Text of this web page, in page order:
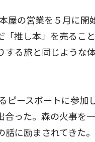
の営業を５月に開
推し本」を売るこ
る旅と同じような
ースボートに参加
合った。森の火事を
に励まされてきた